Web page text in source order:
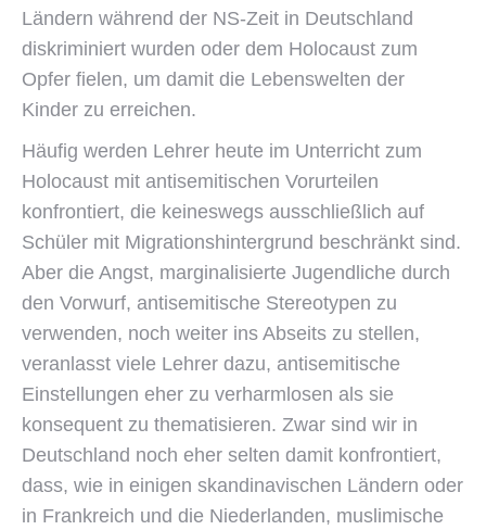
Ländern während der NS-Zeit in Deutschland
diskriminiert wurden oder dem Holocaust zum
Opfer fielen, um damit die Lebenswelten der
Kinder zu erreichen.
Häufig werden Lehrer heute im Unterricht zum
Holocaust mit antisemitischen Vorurteilen
konfrontiert, die keineswegs ausschließlich auf
Schüler mit Migrationshintergrund beschränkt sind.
Aber die Angst, marginalisierte Jugendliche durch
den Vorwurf, antisemitische Stereotypen zu
verwenden, noch weiter ins Abseits zu stellen,
veranlasst viele Lehrer dazu, antisemitische
Einstellungen eher zu verharmlosen als sie
konsequent zu thematisieren. Zwar sind wir in
Deutschland noch eher selten damit konfrontiert,
dass, wie in einigen skandinavischen Ländern oder
in Frankreich und die Niederlanden, muslimische